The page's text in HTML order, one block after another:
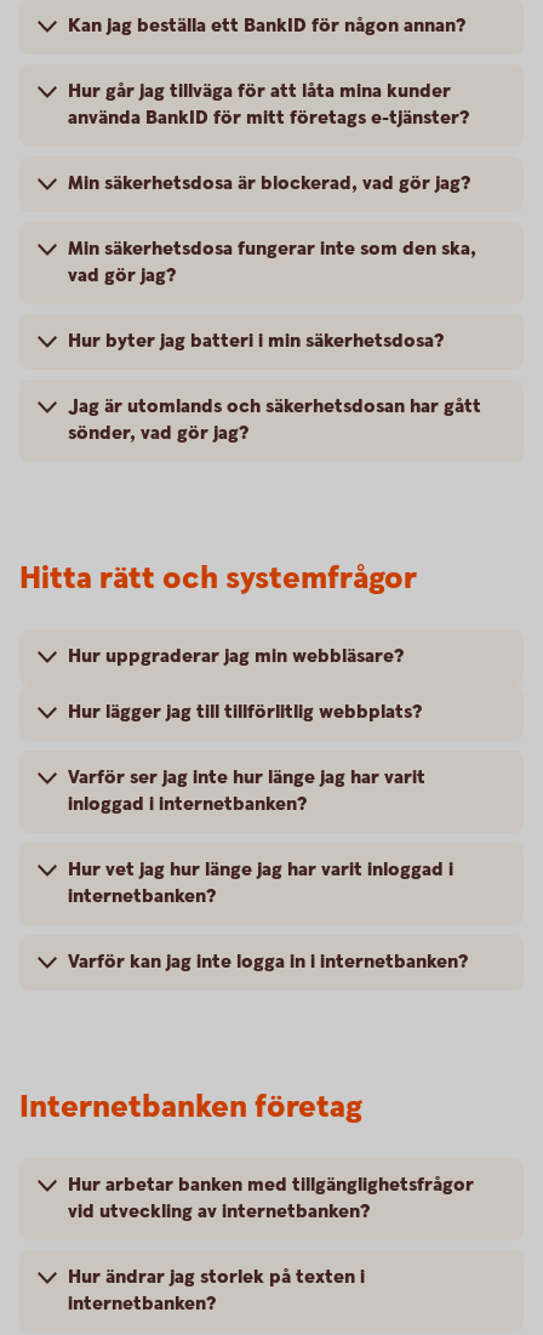
Kan jag beställa ett BankID för någon annan?
Hur går jag tillväga för att låta mina kunder
använda BankID för mitt företags e-tjänster?
Min säkerhetsdosa är blockerad, vad gör jag?
Min säkerhetsdosa fungerar inte som den ska,
vad gör jag?
Hur byter jag batteri i min säkerhetsdosa?
Jag är utomlands och säkerhetsdosan har gått
sönder, vad gör jag?
Hitta rätt och systemfrågor
Hur uppgraderar jag min webbläsare?
Hur lägger jag till tillförlitlig webbplats?
Varför ser jag inte hur länge jag har varit
inloggad i internetbanken?
Hur vet jag hur länge jag har varit inloggad i
internetbanken?
Varför kan jag inte logga in i internetbanken?
Internetbanken företag
Hur arbetar banken med tillgänglighetsfrågor
vid utveckling av internetbanken?
Hur ändrar jag storlek på texten i
internetbanken?